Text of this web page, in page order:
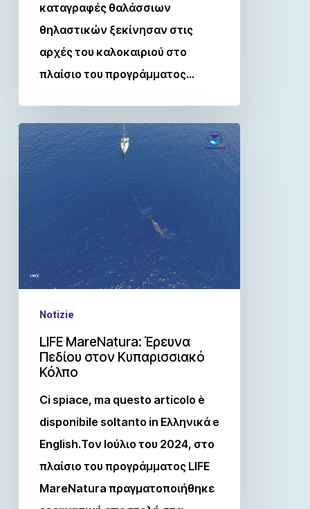
καταγραφές θαλάσσιων
θηλαστικών ξεκίνησαν στις
αρχές του καλοκαιριού στο
πλαίσιο του προγράμματος…
Notizie
LIFE MareNatura: Έρευνα
Πεδίου στον Κυπαρισσιακό
Κόλπο
Ci spiace, ma questo articolo è
disponibile soltanto in Ελληνικά e
English.Τον Ιούλιο του 2024, στο
πλαίσιο του προγράμματος LIFE
MareNatura πραγματοποιήθηκε